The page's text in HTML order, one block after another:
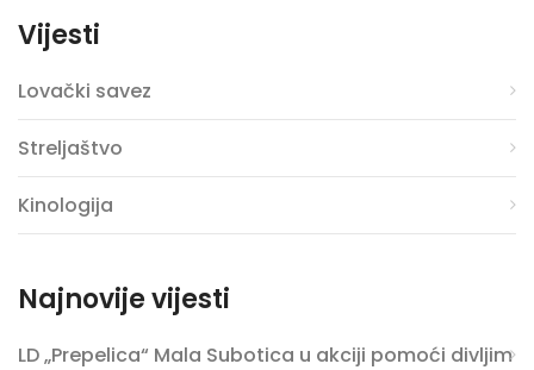
Vijesti
Lovački savez
Streljaštvo
Kinologija
Najnovije vijesti
LD „Prepelica“ Mala Subotica u akciji pomoći divljim